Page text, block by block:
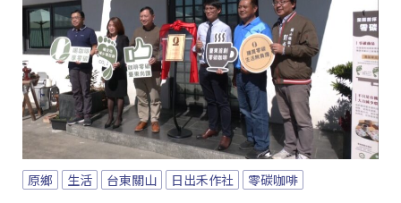
原鄉 生活 台東關山 日出禾作社 零碳咖啡